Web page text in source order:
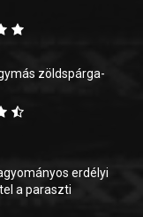
zöldspárga-
erdélyi
a paraszti